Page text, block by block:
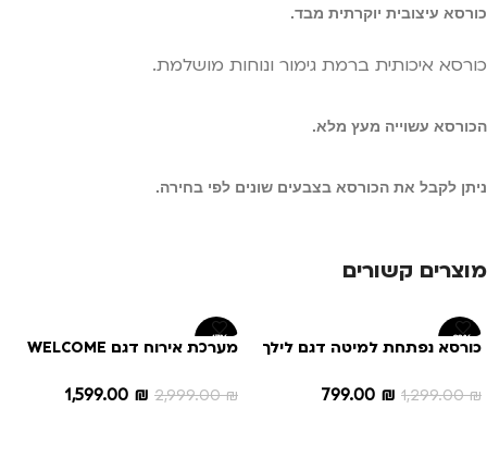
כורסא עיצובית יוקרתית מבד.
כורסא איכותית ברמת גימור ונוחות מושלמת.
הכורסא עשוייה מעץ מלא.
ניתן לקבל את הכורסא בצבעים שונים לפי בחירה.
מוצרים קשורים
-38%
כורסא נפתחת למיטה דגם לילך
1,299.00₪
799.00 ₪
-47%
מערכת אירוח דגם WELCOME
2,999.00₪
1,599.00 ₪